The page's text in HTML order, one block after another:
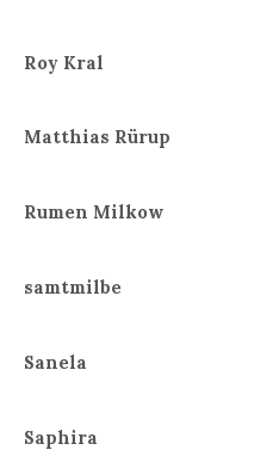
Roy Kral
Matthias Rürup
Rumen Milkow
samtmilbe
Sanela
Saphira